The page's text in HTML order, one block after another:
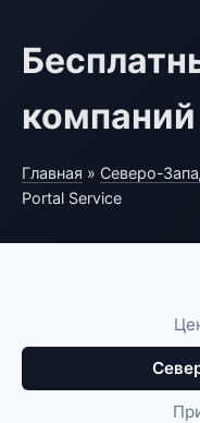
компаний
Главная » Северо-
Portal Service